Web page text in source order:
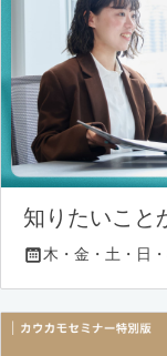
知りたいこと